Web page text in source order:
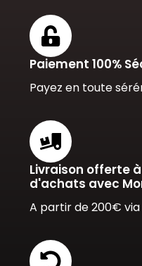
Paiement 100%
Payez en toute
Livraison offerte
d'achats avec
A partir de 200€ via